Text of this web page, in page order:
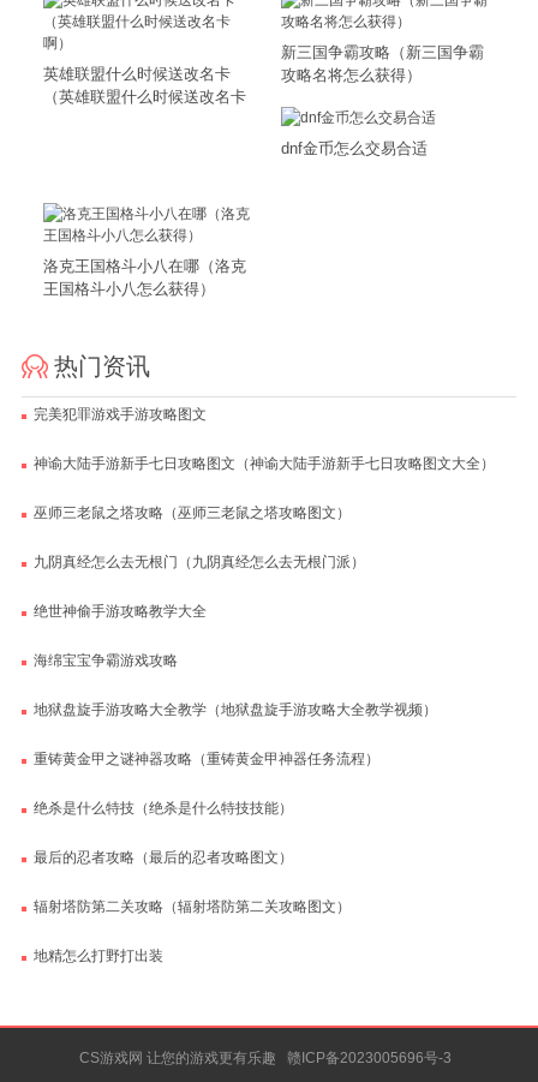
英雄联盟什么时候送改名卡
（英雄联盟什么时候送改名卡
新三国争霸攻略（新三国争霸
攻略名将怎么获得）
dnf金币怎么交易合适
洛克王国格斗小八在哪（洛克
王国格斗小八怎么获得）
热门资讯
完美犯罪游戏手游攻略图文
神谕大陆手游新手七日攻略图文（神谕大陆手游新手七日攻略图文大全）
巫师三老鼠之塔攻略（巫师三老鼠之塔攻略图文）
九阴真经怎么去无根门（九阴真经怎么去无根门派）
绝世神偷手游攻略教学大全
海绵宝宝争霸游戏攻略
地狱盘旋手游攻略大全教学（地狱盘旋手游攻略大全教学视频）
重铸黄金甲之谜神器攻略（重铸黄金甲神器任务流程）
绝杀是什么特技（绝杀是什么特技技能）
最后的忍者攻略（最后的忍者攻略图文）
辐射塔防第二关攻略（辐射塔防第二关攻略图文）
地精怎么打野打出装
CS游戏网 让您的游戏更有乐趣 赣ICP备2023005696号-3